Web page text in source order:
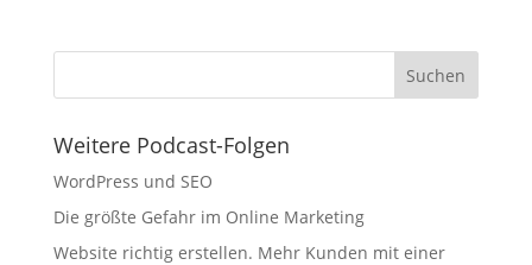
Weitere Podcast-Folgen
WordPress und SEO
Die größte Gefahr im Online Marketing
Website richtig erstellen. Mehr Kunden mit einer